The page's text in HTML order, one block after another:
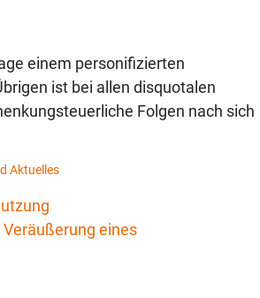
einem personifizierten
ist bei allen disquotalen
Folgen nach sich
Aktuelles
eines